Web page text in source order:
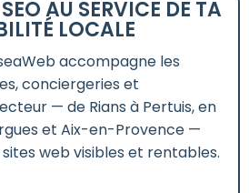
AU SERVICE DE TA
LOCALE
accompagne les
conciergeries et
— de Rians à Pertuis, en
et Aix-en-Provence —
web visibles et rentables.